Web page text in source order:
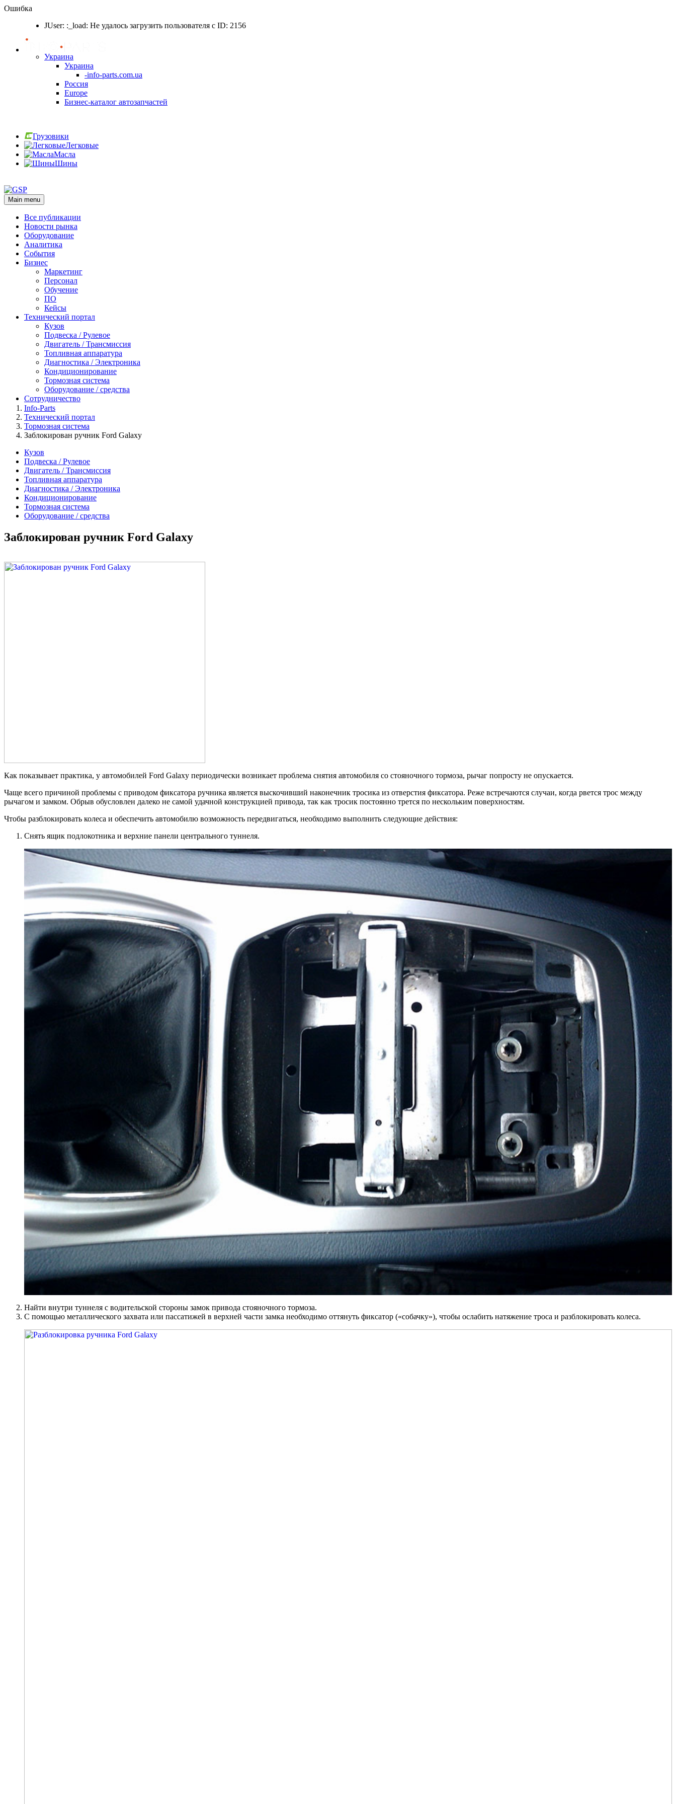
Ошибка
JUser: :_load: Не удалось загрузить пользователя с ID: 2156
Украина
Украина
-info-parts.com.ua
Россия
Europe
Бизнес-каталог автозапчастей
Грузовики
Легковые
Масла
Шины
Main menu
Все публикации
Новости рынка
Оборудование
Аналитика
События
Бизнес
Маркетинг
Персонал
Обучение
ПО
Кейсы
Технический портал
Кузов
Подвеска / Рулевое
Двигатель / Трансмиссия
Топливная аппаратура
Диагностика / Электроника
Кондиционирование
Тормозная система
Оборудование / средства
Сотрудничество
Info-Parts
Технический портал
Тормозная система
Заблокирован ручник Ford Galaxy
Кузов
Подвеска / Рулевое
Двигатель / Трансмиссия
Топливная аппаратура
Диагностика / Электроника
Кондиционирование
Тормозная система
Оборудование / средства
Заблокирован ручник Ford Galaxy
Как показывает практика, у автомобилей Ford Galaxy периодически возникает проблема снятия автомобиля со стояночного тормоза, рычаг попросту не опускается.
Чаще всего причиной проблемы с приводом фиксатора ручника является выскочивший наконечник тросика из отверстия фиксатора. Реже встречаются случаи, когда рвется трос между
рычагом и замком. Обрыв обусловлен далеко не самой удачной конструкцией привода, так как тросик постоянно трется по нескольким поверхностям.
Чтобы разблокировать колеса и обеспечить автомобилю возможность передвигаться, необходимо выполнить следующие действия:
Снять ящик подлокотника и верхние панели центрального туннеля.
Найти внутри туннеля с водительской стороны замок привода стояночного тормоза.
С помощью металлического захвата или пассатижей в верхней части замка необходимо оттянуть фиксатор («собачку»), чтобы ослабить натяжение троса и разблокировать колеса.